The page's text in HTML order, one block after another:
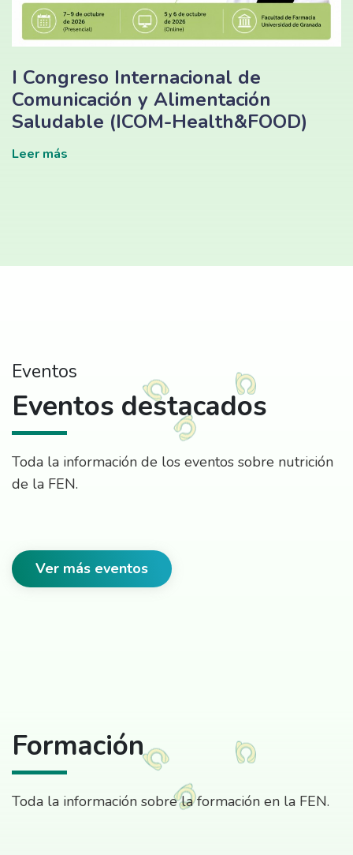
I Congreso Internacional de
Comunicación y Alimentación
Saludable (ICOM-Health&FOOD)
Leer más
Eventos
Eventos destacados
Toda la información de los eventos sobre nutrición
de la FEN.
Ver más eventos
Formación
Toda la información sobre la formación en la FEN.